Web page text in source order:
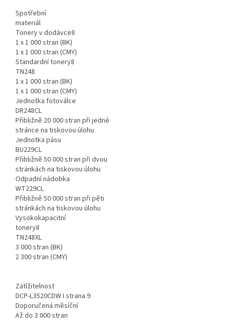
Spotřební
materiál
Tonery v dodávce8
1 x 1 000 stran (BK)
1 x 1 000 stran (CMY)
Standardní tonery8
TN248
1 x 1 000 stran (BK)
1 x 1 000 stran (CMY)
Jednotka fotoválce
DR248CL
Přibližně 20 000 stran při jedné
stránce na tiskovou úlohu
Jednotka pásu
BU229CL
Přibližně 50 000 stran při dvou
stránkách na tiskovou úlohu
Odpadní nádobka
WT229CL
Přibližně 50 000 stran při pěti
stránkách na tiskovou úlohu
Vysokokapacitní
tonery8
TN248XL
3 000 stran (BK)
2 300 stran (CMY)
Zatížitelnost
DCP-L3520CDW I strana 9
Doporučená měsíční
Až do 3 000 stran